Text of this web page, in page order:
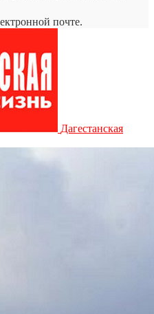
почте.
Дагестанская